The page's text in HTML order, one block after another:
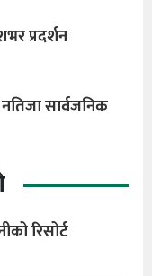
प्रदर्शन
सार्वजनिक
रिसोर्ट